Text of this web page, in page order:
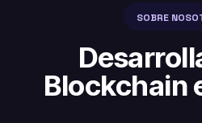
SOBRE
Blockchain